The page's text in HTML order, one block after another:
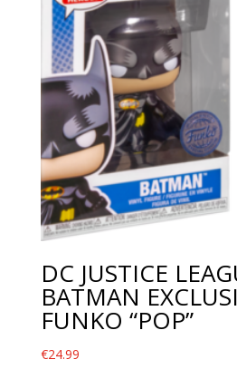
DC JUSTICE
BATMAN
FUNKO “POP”
€24.99